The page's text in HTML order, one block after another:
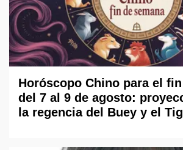
Horóscopo Chino para el
del 7 al 9 de agosto:
la regencia del Buey y el